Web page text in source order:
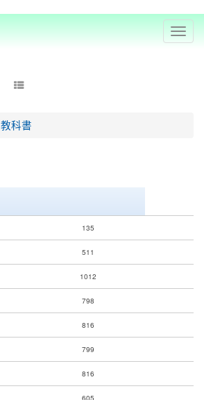

教科書
135
511
1012
798
816
799
816
605